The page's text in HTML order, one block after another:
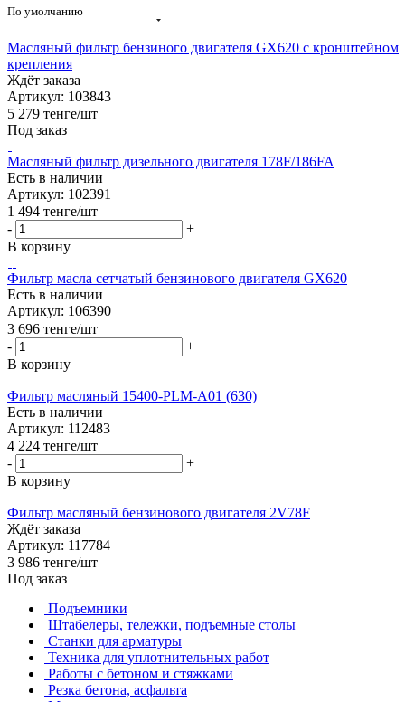
По умолчанию
Масляный фильтр бензиного двигателя GX620 с кронштейном
крепления
Ждёт заказа
Артикул: 103843
5 279 тенге/шт
Под заказ
Масляный фильтр дизельного двигателя 178F/186FA
Есть в наличии
Артикул: 102391
1 494 тенге/шт
-
+
В корзину
Фильтр масла сетчатый бензинового двигателя GX620
Есть в наличии
Артикул: 106390
3 696 тенге/шт
-
+
В корзину
Фильтр масляный 15400-PLM-A01 (630)
Есть в наличии
Артикул: 112483
4 224 тенге/шт
-
+
В корзину
Фильтр масляный бензинового двигателя 2V78F
Ждёт заказа
Артикул: 117784
3 986 тенге/шт
Под заказ
Подъемники
Штабелеры, тележки, подъемные столы
Станки для арматуры
Техника для уплотнительных работ
Работы с бетоном и стяжками
Резка бетона, асфальта